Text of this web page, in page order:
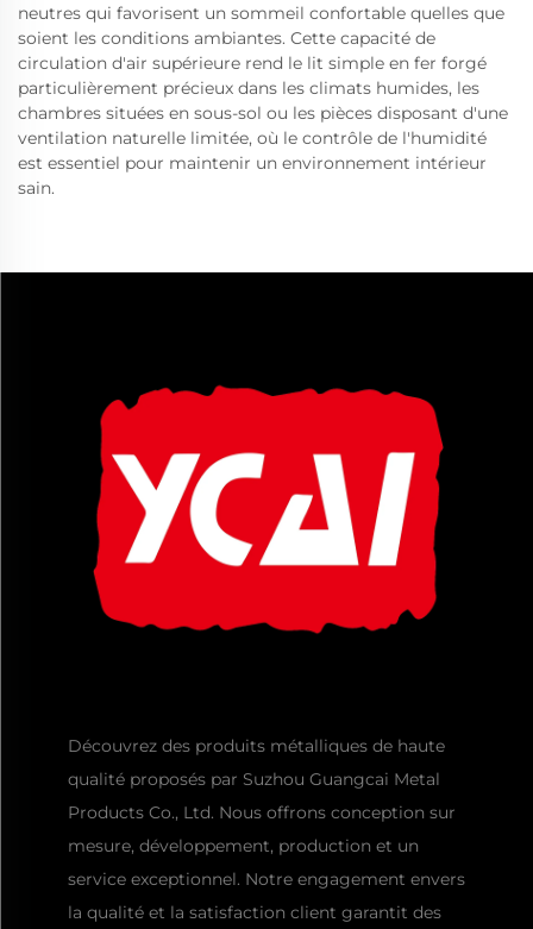
neutres qui favorisent un sommeil confortable quelles que
soient les conditions ambiantes. Cette capacité de
circulation d'air supérieure rend le lit simple en fer forgé
particulièrement précieux dans les climats humides, les
chambres situées en sous-sol ou les pièces disposant d'une
ventilation naturelle limitée, où le contrôle de l'humidité
est essentiel pour maintenir un environnement intérieur
sain.
Découvrez des produits métalliques de haute
qualité proposés par Suzhou Guangcai Metal
Products Co., Ltd. Nous offrons conception sur
mesure, développement, production et un
service exceptionnel. Notre engagement envers
la qualité et la satisfaction client garantit des